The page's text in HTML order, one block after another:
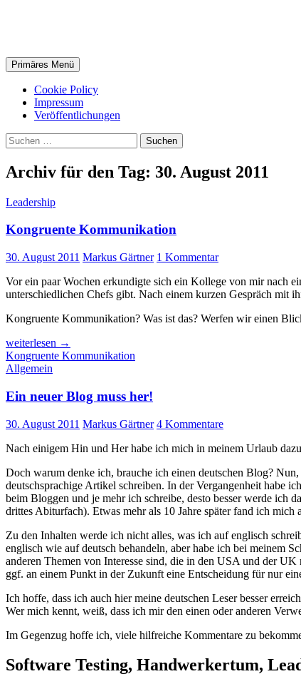
Suchen
Primäres Menü
Cookie Policy
Impressum
Veröffentlichungen
Suchen
nach:
Archiv für den Tag: 30. August 2011
Leadership
Kongruente Kommunikation
30. August 2011 Markus Gärtner 1 Kommentar
Vor ein paar Wochen erkundigte sich ein Kollege von mir nach
unterschiedlichen Chefs gibt. Nach einem kurzen Gespräch mit
Kongruente Kommunikation? Was ist das? Werfen wir einen
Kongruente
Kommunikation
weiterlesen →
Kongruente Kommunikation
Allgemein
Ein neuer Blog muss her!
30. August 2011 Markus Gärtner 4 Kommentare
Nach einigem Hin und Her habe ich mich in meinem Urlaub
Doch warum denke ich, brauche ich einen deutschen Blog?
deutschsprachige Artikel schreiben. In der Vergangenheit habe
beim Bloggen und je mehr ich schreibe, desto besser werde ich
drittes Abiturfach). Etwas mehr als 10 Jahre später fand ich
Zu den Inhalten werde ich nicht alles, was ich auf englisch
englisch wie auf deutsch behandeln, aber habe ich bei meinem
anderen Themen von Interesse sind, die in den USA und der
ggf. an einem Punkt in der Zukunft eine Entscheidung für nur
Ich hoffe, dass ich auch hier meine deutschen Leser besser
Wer mich kennt, weiß, dass ich mir den einen oder anderen
Im Gegenzug hoffe ich, viele hilfreiche Kommentare zu
Software Testing, Handwerkertum,